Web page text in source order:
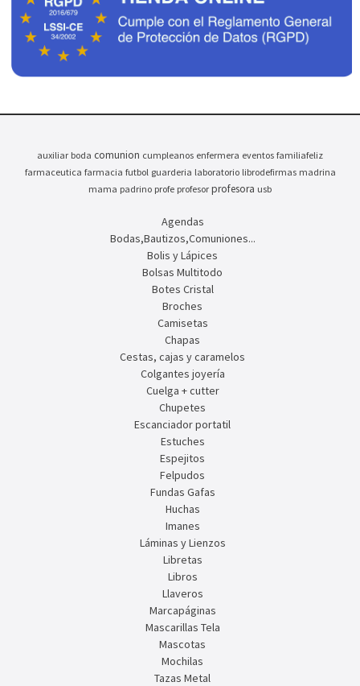
auxiliar boda comunion cumpleanos enfermera eventos familiafeliz
farmaceutica farmacia futbol guarderia laboratorio librodefirmas madrina
mama padrino profe profesor profesora usb
Agendas
Bodas,Bautizos,Comuniones...
Bolis y Lápices
Bolsas Multitodo
Botes Cristal
Broches
Camisetas
Chapas
Cestas, cajas y caramelos
Colgantes joyería
Cuelga + cutter
Chupetes
Escanciador portatil
Estuches
Espejitos
Felpudos
Fundas Gafas
Huchas
Imanes
Láminas y Lienzos
Libretas
Libros
Llaveros
Marcapáginas
Mascarillas Tela
Mascotas
Mochilas
Tazas Metal